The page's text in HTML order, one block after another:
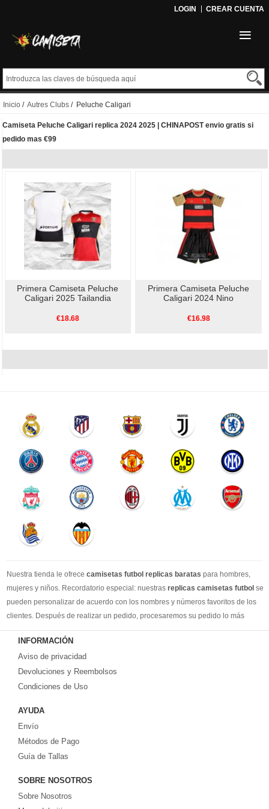
LOGIN CREAR CUENTA
Inicio / Autres Clubs / Peluche Caligari
Camiseta Peluche Caligari replica 2024 2025 | CHINAPOST envio gratis si
pedido mas €99
Primera Camiseta Peluche
Caligari 2025 Tailandia
€18.68
Primera Camiseta Peluche
Caligari 2024 Nino
€16.98
Nuestra tienda le ofrece camisetas futbol replicas baratas para hombres,
mujeres y niños. Recordatorio especial: nuestras replicas camisetas futbol se
pueden personalizar de acuerdo con los nombres y números favoritos de los
clientes. Después de realizar un pedido, procesaremos su pedido lo más
rápido posible, para que pueda recibir su camisetas de fútbol favorita cuando
la necesite. DHL / EMS / China Post y otro expreso, puede elegir libremente.
Llevamos más de 10 años comprometidos con esta industria, con una línea de
producción estable, un sólido equipo de servicio al cliente y una gran cantidad
de los clientes más leales. Tenemos suficiente experiencia para satisfacer tus
Prometemos a cada cliente:
1-Precio más bajo en toda la red, seguro de calidad
2-100% Método de pago seguro.
3-Cada uno de nuestros paquetes se enviará al número de seguimiento de
4-Por favor, crea que todos los problemas encontrados en tu pedido, con
nuestra rica experiencia, te daremos una solución satisfactoria.
INFORMACIÓN
Aviso de privacidad
Devoluciones y Reembolsos
Condiciones de Uso
AYUDA
Envío
Métodos de Pago
Guía de Tallas
SOBRE NOSOTROS
Sobre Nosotros